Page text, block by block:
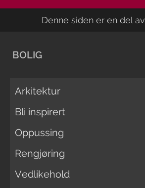
Denne siden er en del av
BOLIG
Arkitektur
Bli inspirert
Oppussing
Rengjøring
Vedlikehold